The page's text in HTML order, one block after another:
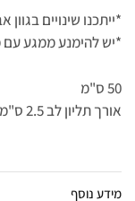
*ייתכנו שינויים בגוון
*יש להימנע ממגע עם
50 ס"מ
אורך תליון לב 2.5 ס"מ
מידע נוסף